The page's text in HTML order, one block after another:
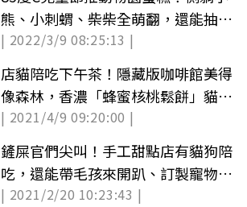
熊、小刺蝟、柴柴全萌翻，還能抽免
費門票
| 2022/3/9 08:25:13 |
店貓陪吃下午茶！隱藏版咖啡館美得
像森林，香濃「蜂蜜核桃鬆餅」貓咪
也喜歡
| 2021/4/9 09:20:00 |
鏟屎官們尖叫！手工甜點店有貓狗陪
吃，還能帶毛孩來開趴、訂製寵物蛋
糕
| 2021/2/20 10:23:43 |